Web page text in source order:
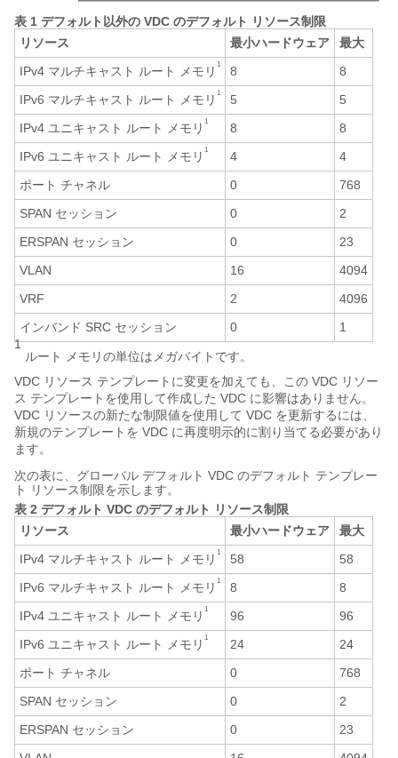
表 1 デフォルト以外の VDC のデフォルト リソース制限
リソース
最小ハードウェア
最大
IPv4 マルチキャスト ルート メモリ 1 8
8
IPv6 マルチキャスト ルート メモリ 1 5
5
IPv4 ユニキャスト ルート メモリ 1 8
8
IPv6 ユニキャスト ルート メモリ 1 4
4
ポート チャネル
0
768
SPAN セッション
0
2
ERSPAN セッション
0
23
VLAN
16
4094
VRF
2
4096
インバンド SRC セッション
0
1
1
ルート メモリの単位はメガバイトです。
VDC リソース テンプレートに変更を加えても、この VDC リソー
ス テンプレートを使用して作成した VDC に影響はありません。
VDC リソースの新たな制限値を使用して VDC を更新するには、
新規のテンプレートを VDC に再度明示的に割り当てる必要があり
ます。
次の表に、グローバル デフォルト VDC のデフォルト テンプレー
ト リソース制限を示します。
表 2 デフォルト VDC のデフォルト リソース制限
リソース
最小ハードウェア
最大
IPv4 マルチキャスト ルート メモリ 1 58
58
IPv6 マルチキャスト ルート メモリ 1 8
8
IPv4 ユニキャスト ルート メモリ 1 96
96
IPv6 ユニキャスト ルート メモリ 1 24
24
ポート チャネル
0
768
SPAN セッション
0
2
ERSPAN セッション
0
23